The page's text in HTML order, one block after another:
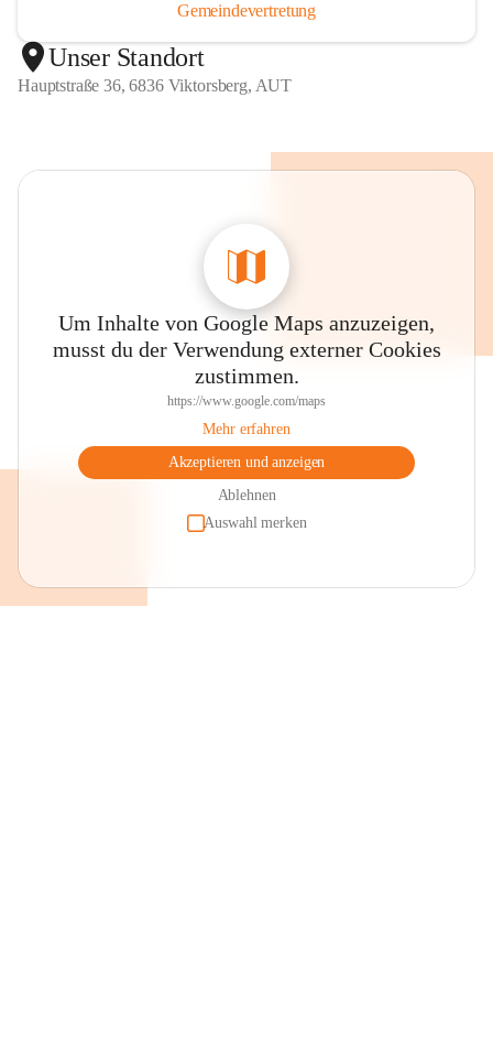
Gemeindevertretung
Unser Standort
Hauptstraße 36, 6836 Viktorsberg, AUT
Um Inhalte von Google Maps anzuzeigen,
musst du der Verwendung externer Cookies
zustimmen.
https://www.google.com/maps
Mehr erfahren
Akzeptieren und anzeigen
Ablehnen
Auswahl merken